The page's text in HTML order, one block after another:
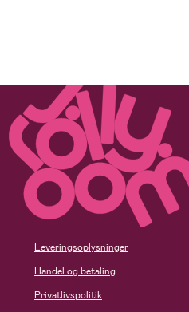
Leveringsoplysninger
Handel og betaling
Privatlivspolitik